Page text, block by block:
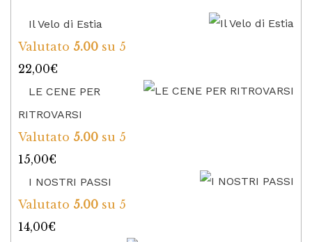
Il Velo di Estia
Valutato 5.00 su 5
22,00€
LE CENE PER
RITROVARSI
Valutato 5.00 su 5
15,00€
I NOSTRI PASSI
Valutato 5.00 su 5
14,00€